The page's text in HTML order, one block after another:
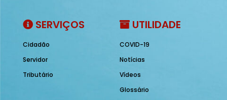
SERVIÇOS
Cidadão
Servidor
Tributário
UTILIDADE
COVID-19
Notícias
Vídeos
Glossário